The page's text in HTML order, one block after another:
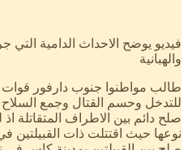
فيديو يوضح الاحداث الدامية التي
والهبانية
طالب مواطنوا جنوب دارفور قوات
للتدخل وحسم القتال وجمع السلاح
صلح دائم بين الاطراف المتقاتلة